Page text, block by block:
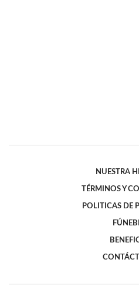
NUESTRA
TÉRMINOS Y
POLITICAS DE